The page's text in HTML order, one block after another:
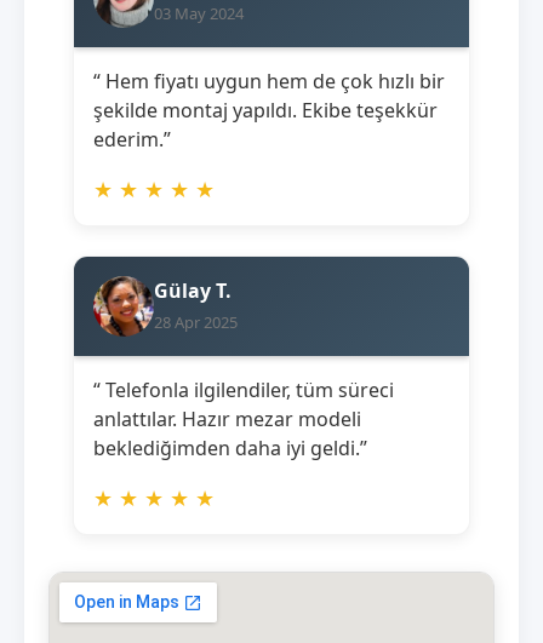
03 May 2024
“ Hem fiyatı uygun hem de çok hızlı bir
şekilde montaj yapıldı. Ekibe teşekkür
ederim.”
★ ★ ★ ★ ★
Gülay T.
28 Apr 2025
“ Telefonla ilgilendiler, tüm süreci
anlattılar. Hazır mezar modeli
beklediğimden daha iyi geldi.”
★ ★ ★ ★ ★